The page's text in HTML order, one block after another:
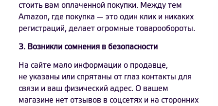
стоить вам оплаченной покупки. Между тем
Amazon, где покупка — это один клик и никаких
регистраций, делает огромные товарообороты.
3. Возникли сомнения в безопасности
На сайте мало информации о продавце,
не указаны или спрятаны от глаз контакты для
связи и ваш физический адрес. О вашем
магазине нет отзывов в соцсетях и на сторонних